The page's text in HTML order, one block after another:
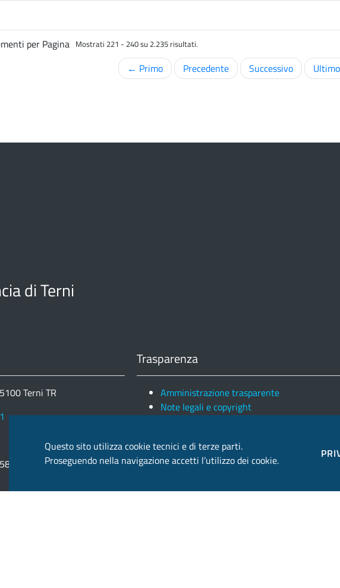
per Pagina Mostrati 221 - 240 su 2.235 risultati.
← Primo Precedente Successivo
di Terni
Terni TR
Trasparenza
Amministrazione trasparente
Note legali e copyright
Questo sito utilizza cookie tecnici e di terze parti.
Proseguendo nella navigazione accetti l’utilizzo dei cookie.